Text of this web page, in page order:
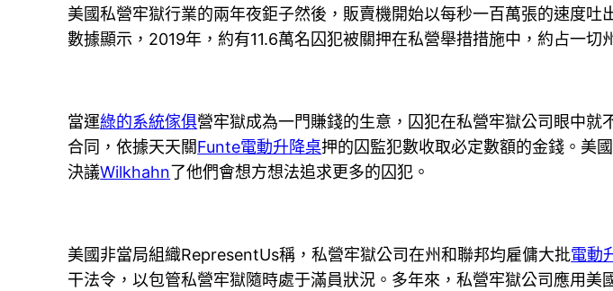
美國私營牢獄行業的兩年夜鉅子然後，販賣機開始以每秒一百萬張的速度
數據顯示，2019年，約有11.6萬名囚犯被關押在私營舉措措施中，約占一切
當運綠的系統傢俱營牢獄成為一門賺錢的生意，囚犯在私營牢獄公司眼中就
合同，依據天天關Funte電動升降桌押的囚監犯數收取必定數額的金錢。美
決議Wilkhahn了他們會想方想法追求更多的囚犯。
美國非當局組織RepresentUs稱，私營牢獄公司在州和聯邦均雇傭大批電動
干法令，以包管私營牢獄隨時處于滿員狀況。多年來，私營牢獄公司應用美